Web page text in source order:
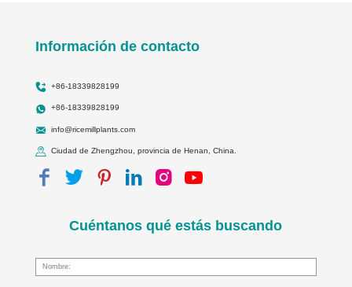
Información de contacto
+86-18339828199
+86-18339828199
info@ricemillplants.com
Ciudad de Zhengzhou, provincia de Henan, China.
Cuéntanos qué estás buscando